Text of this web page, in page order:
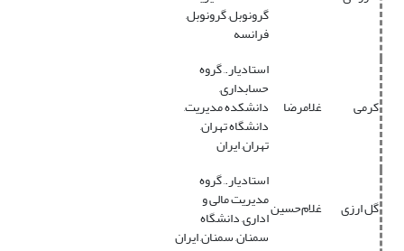
گرونوبل, گرونوبل,
فرانسه
کرمی غلامرضا
استادیار., گروه
حسابداری,
دانشکده مدیریت,
دانشگاه تهران,
تهران, ایران
گل ارزی غلام‌حسین
استادیار., گروه
مدیریت مالی و
اداری, دانشگاه
سمنان, سمنان, ایران